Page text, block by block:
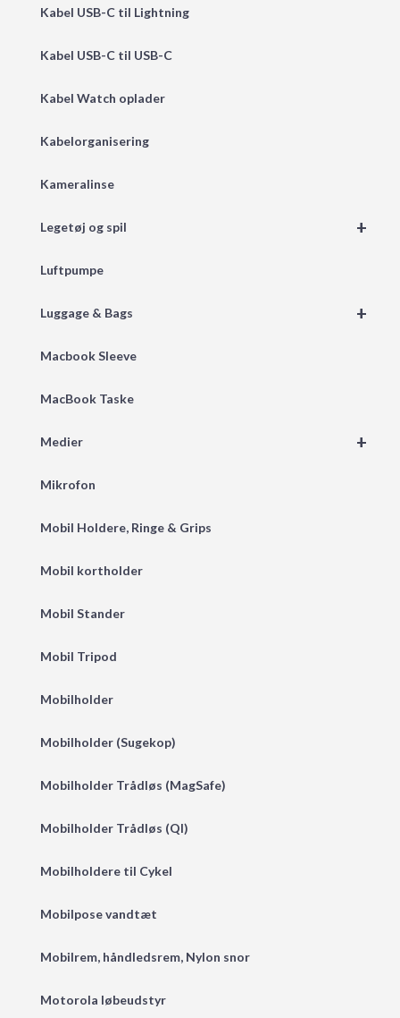
Kabel USB-C til Lightning
Kabel USB-C til USB-C
Kabel Watch oplader
Kabelorganisering
Kameralinse
+
Legetøj og spil
Luftpumpe
+
Luggage & Bags
Macbook Sleeve
MacBook Taske
+
Medier
Mikrofon
Mobil Holdere, Ringe & Grips
Mobil kortholder
Mobil Stander
Mobil Tripod
Mobilholder
Mobilholder (Sugekop)
Mobilholder Trådløs (MagSafe)
Mobilholder Trådløs (QI)
Mobilholdere til Cykel
Mobilpose vandtæt
Mobilrem, håndledsrem, Nylon snor
Motorola løbeudstyr